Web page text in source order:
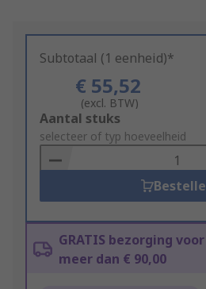
Subtotaal (1 eenheid)*
€ 55,52
(excl. BTW)
Add
to
Basket
Aantal stuks
selecteer of typ hoeveelheid
GRATIS bezorging
meer dan € 90,00